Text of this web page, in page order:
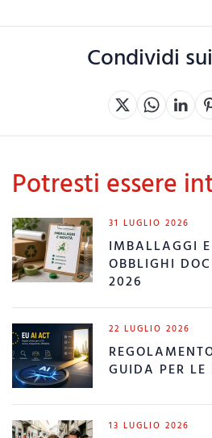
Condividi
Potresti essere
31 LUGLIO 2026
IMBALLAGGI
OBBLIGHI
2026
22 LUGLIO 2026
GUIDA PER LE
13 LUGLIO 2026